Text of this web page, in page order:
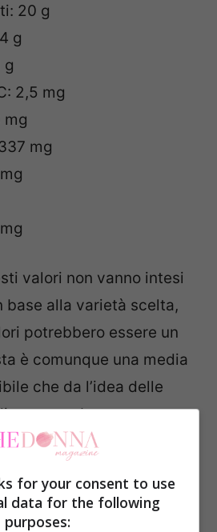
20 g
g
g
2,5 mg
mg
mg
valori non vanno intesi
base alla varietà scelta,
potrebbero essere un
è comunque una media
che da l’idea delle
questo tubero.
della batata citiamo:
for your consent to use
data for the following
purposes: